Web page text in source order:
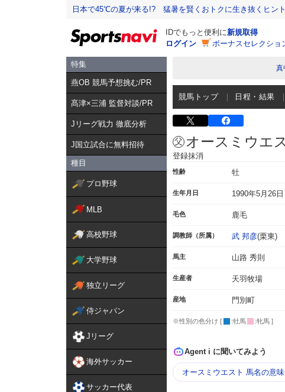
日本で45℃の夏が来る!? 猛暑を賢くおトクに生き抜くヒント
IDでもっと便利に新規取得
ログイン
ボーナスセレクシ
特集
燕OB 競馬予想挑む/PR
髙津×三浦 監督対談/PR
Jリーグ戦力 徹底分析
J国立試合に無料招待
種目
プロ野球
MLB
高校野球
大学野球
独立リーグ
侍ジャパン
Jリーグ
海外サッカー
サッカー代表
真
競馬トップ 日程・結果
オースミウエ
登録抹消
性齢 牡
生年月日 1990年5月26日
毛色 鹿毛
調教師（所属） 武 邦彦(栗東)
馬主 山路 秀則
生産者 天羽牧場
産地 門別町
※性別の色分け [ :牡馬 :牝馬 ]
Agent i に聞いてみよう
オースミウエスト 馬名の意味